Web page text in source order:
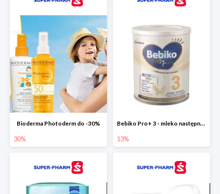
Bioderma Photoderm do -30%
30%
Bebiko Pro+ 3 - mleko następne dla dzieci -13%
13%